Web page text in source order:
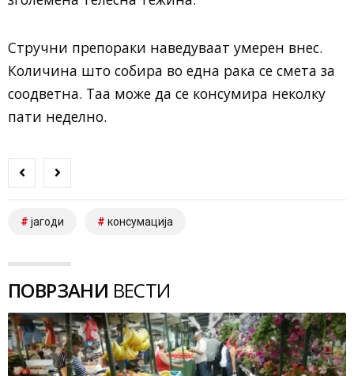
Стручни препораки наведуваат умерен внес.
Количина што собира во една рака се смета за
соодветна. Таа може да се консумира неколку
пати неделно.
јагоди консумација
ПОВРЗАНИ ВЕСТИ